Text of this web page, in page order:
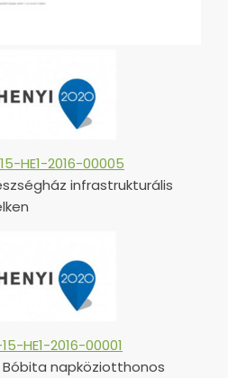
HE1-2016-00005
infrastrukturális
HE1-2016-00001
napköziotthonos